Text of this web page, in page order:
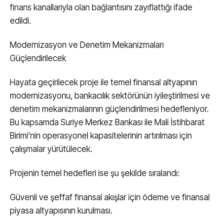
finans kanallarıyla olan bağlantısını zayıflattığı ifade
edildi.
Modernizasyon ve Denetim Mekanizmaları
Güçlendirilecek
Hayata geçirilecek proje ile temel finansal altyapının
modernizasyonu, bankacılık sektörünün iyileştirilmesi ve
denetim mekanizmalarının güçlendirilmesi hedefleniyor.
Bu kapsamda Suriye Merkez Bankası ile Mali İstihbarat
Birimi’nin operasyonel kapasitelerinin artırılması için
çalışmalar yürütülecek.
Projenin temel hedefleri ise şu şekilde sıralandı:
Güvenli ve şeffaf finansal akışlar için ödeme ve finansal
piyasa altyapısının kurulması.